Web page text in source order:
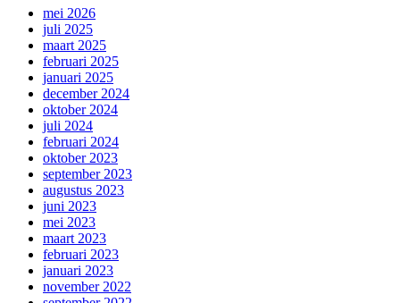
mei 2026
juli 2025
maart 2025
februari 2025
januari 2025
december 2024
oktober 2024
juli 2024
februari 2024
oktober 2023
september 2023
augustus 2023
juni 2023
mei 2023
maart 2023
februari 2023
januari 2023
november 2022